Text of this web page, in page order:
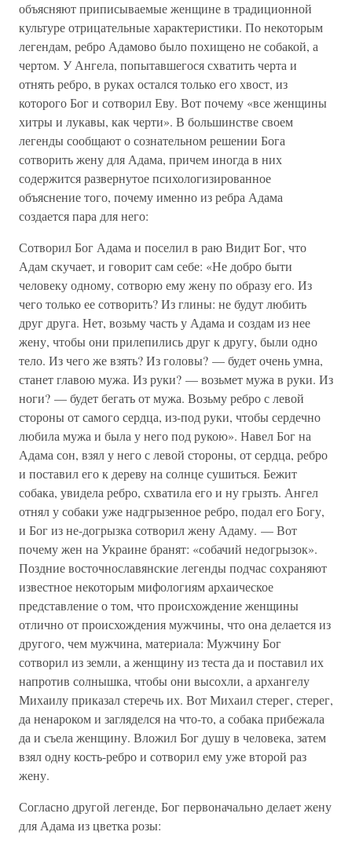
объясняют приписываемые женщине в традиционной
культуре отрицательные характеристики. По некоторым
легендам, ребро Адамово было похищено не собакой, а
чертом. У Ангела, попытавшегося схватить черта и
отнять ребро, в руках остался только его хвост, из
которого Бог и сотворил Еву. Вот почему «все женщины
хитры и лукавы, как черти». В большинстве своем
легенды сообщают о сознательном решении Бога
сотворить жену для Адама, причем иногда в них
содержится развернутое психологизированное
объяснение того, почему именно из ребра Адама
создается пара для него:
Сотворил Бог Адама и поселил в раю Видит Бог, что
Адам скучает, и говорит сам себе: «Не добро быти
человеку одному, сотворю ему жену по образу его. Из
чего только ее сотворить? Из глины: не будут любить
друг друга. Нет, возьму часть у Адама и создам из нее
жену, чтобы они прилепились друг к другу, были одно
тело. Из чего же взять? Из головы? — будет очень умна,
станет главою мужа. Из руки? — возьмет мужа в руки. Из
ноги? — будет бегать от мужа. Возьму ребро с левой
стороны от самого сердца, из-под руки, чтобы сердечно
любила мужа и была у него под рукою». Навел Бог на
Адама сон, взял у него с левой стороны, от сердца, ребро
и поставил его к дереву на солнце сушиться. Бежит
собака, увидела ребро, схватила его и ну грызть. Ангел
отнял у собаки уже надгрызенное ребро, подал его Богу,
и Бог из не-догрызка сотворил жену Адаму. — Вот
почему жен на Украине бранят: «собачий недогрызок».
Поздние восточнославянские легенды подчас сохраняют
известное некоторым мифологиям архаическое
представление о том, что происхождение женщины
отлично от происхождения мужчины, что она делается из
другого, чем мужчина, материала: Мужчину Бог
сотворил из земли, а женщину из теста да и поставил их
напротив солнышка, чтобы они высохли, а архангелу
Михаилу приказал стеречь их. Вот Михаил стерег, стерег,
да ненароком и загляделся на что-то, а собака прибежала
да и съела женщину. Вложил Бог душу в человека, затем
взял одну кость-ребро и сотворил ему уже второй раз
жену.
Согласно другой легенде, Бог первоначально делает жену
для Адама из цветка розы: